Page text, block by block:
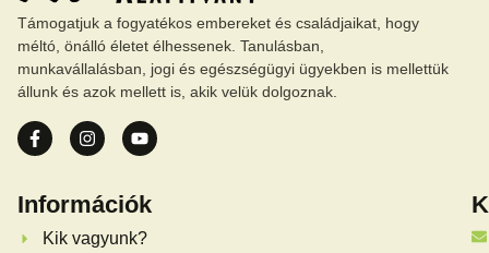
Támogatjuk a fogyatékos embereket és családjaikat, hogy
méltó, önálló életet élhessenek. Tanulásban,
munkavállalásban, jogi és egészségügyi ügyekben is mellettük
állunk és azok mellett is, akik velük dolgoznak.
Információk
Kik vagyunk?